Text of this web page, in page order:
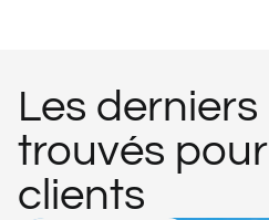
Les derniers
trouvés
clients